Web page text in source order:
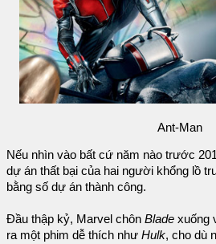
Ant-Man
Nếu nhìn vào bất cứ năm nào trước
dự án thất bại của hai người khổng lồ
bằng số dự án thành công.
Đầu thập kỷ, Marvel chôn Blade xuống
ra một phim dễ thích như Hulk, cho dù